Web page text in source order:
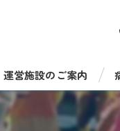
運営施設のご案内
病児保育室たのっしーラン